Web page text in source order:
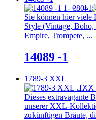
Sie können hier viele
Style (Vintage,
Empire, Trompete, ...
14089 -1
1789-3 XXL
Dieses extravagante
unserer XXL-
zukünftigen Bräute,